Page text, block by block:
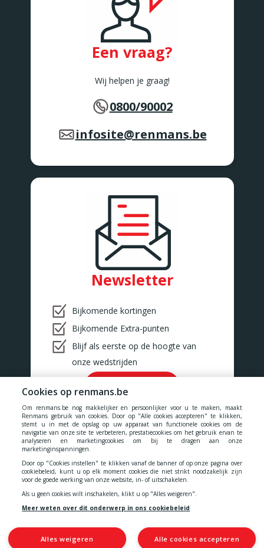
Een vraag?
Wij helpen je graag!
0800/90002
infosite@renmans.be
Newsletter
Bijkomende kortingen
Bijkomende Extra-punten
Blijf als eerste op de hoogte van
onze wedstrijden
Onze prijzen zijn inclusief alle belastingen, BTW, taksen en diensten.
Cookies
- Privacy - Algemene voorwaarden -
Toegankelijkheidsverklaring
Cookies op renmans.be
Om renmans.be nog makkelijker en persoonlijker voor u te maken, maakt
Renmans gebruik van cookies. Door op "Alle cookies accepteren" te klikken,
stemt u in met de opslag op uw apparaat van functionele cookies om de
navigatie van onze site te verbeteren, prestatiecookies om het gebruik ervan te
analyseren en marketingcookies om bij te dragen aan onze
marketinginspanningen.
Door op "Cookies instellen" te klikken vanaf de banner of op onze pagina over
cookiebeleid, kunt u op elk moment cookies die niet strikt noodzakelijk zijn
voor de goede werking van onze website, in- of uitschakelen.
Als u geen cookies wilt inschakelen, klikt u op "Alles weigeren".
Meer weten over dit onderwerp in ons cookiebeleid
Alle cookies accepteren
Alles weigeren